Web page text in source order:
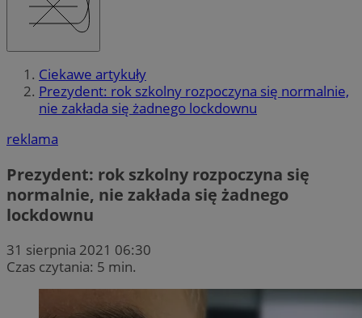
Ciekawe artykuły
Prezydent: rok szkolny rozpoczyna się normalnie,
nie zakłada się żadnego lockdownu
reklama
Prezydent: rok szkolny rozpoczyna się
normalnie, nie zakłada się żadnego
lockdownu
31 sierpnia 2021 06:30
Czas czytania: 5 min.